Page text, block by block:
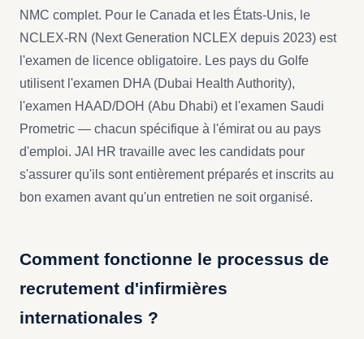
NMC complet. Pour le Canada et les États-Unis, le
NCLEX-RN (Next Generation NCLEX depuis 2023) est
l'examen de licence obligatoire. Les pays du Golfe
utilisent l'examen DHA (Dubai Health Authority),
l'examen HAAD/DOH (Abu Dhabi) et l'examen Saudi
Prometric — chacun spécifique à l'émirat ou au pays
d'emploi. JAI HR travaille avec les candidats pour
s'assurer qu'ils sont entièrement préparés et inscrits au
bon examen avant qu'un entretien ne soit organisé.
Comment fonctionne le processus de
recrutement d'infirmières
internationales ?